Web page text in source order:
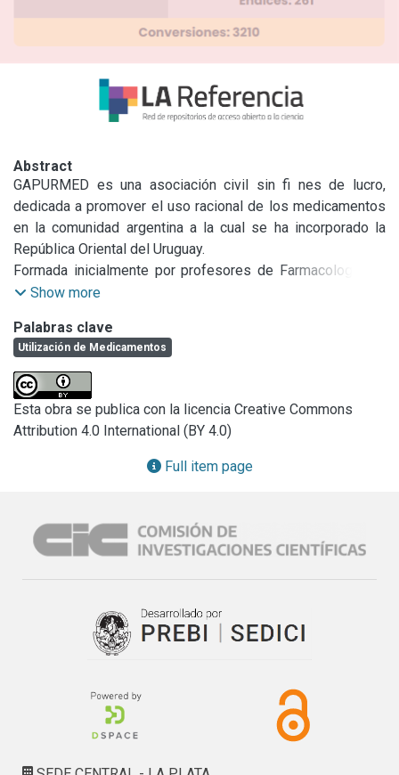
Abstract
GAPURMED es una asociación civil sin fi nes de lucro,
dedicada a promover el uso racional de los medicamentos
en la comunidad argentina a la cual se ha incorporado la
República Oriental del Uruguay.
Formada inicialmente por profesores de Farmacología de
las Facultades de Ciencias de la Salud de todas las
equipo se fue ampliando con docentes de otras
Facultades, con miembros de la sociedad civil,
representantes de las Obras Sociales, e Instituciones del
sub-sector público de la salud para ser hoy una
organización con representación multisectorial a lo largo de
todo el territorio de Argentina y el Uruguay.
Hace más de 20 años que los miembros más jóvenes del
organización madre, pero abordan el uso racional de los
medicamentos con una mirada particular de los más
la frescura y el entusiasmo propio de las nuevas
generaciones.
GAPURMED implementa diversas estrategias que incluyen
difusión de información, docencia, investigación, e
intervención apoyo a las Instituciones del Sub-sector
público de salud.
Show more
Palabras clave
Utilización de Medicamentos
Esta obra se publica con la licencia Creative Commons
Attribution 4.0 International (BY 4.0)
Full item page